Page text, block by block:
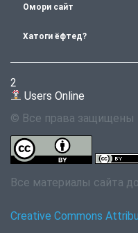
Омори сайт
Хатоги ёфтед?
2
Users Online
© Все права защищены
Все материалы сайта
Creative Commons